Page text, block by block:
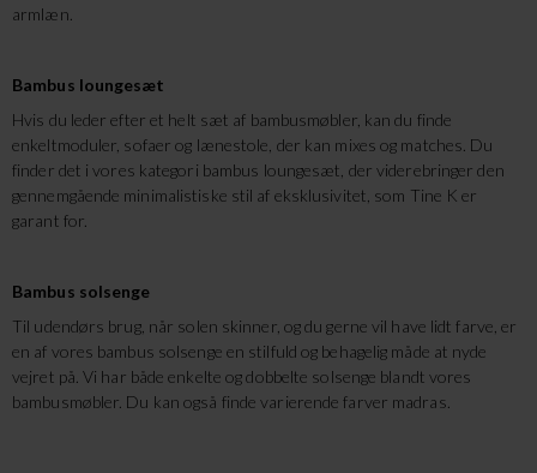
armlæn.
Bambus loungesæt
Hvis du leder efter et helt sæt af bambusmøbler, kan du finde
enkeltmoduler, sofaer og lænestole, der kan mixes og matches. Du
finder det i vores kategori bambus loungesæt, der viderebringer den
gennemgående minimalistiske stil af eksklusivitet, som Tine K er
garant for.
Bambus solsenge
Til udendørs brug, når solen skinner, og du gerne vil have lidt farve, er
en af vores bambus solsenge en stilfuld og behagelig måde at nyde
vejret på. Vi har både enkelte og dobbelte solsenge blandt vores
bambusmøbler. Du kan også finde varierende farver madras.